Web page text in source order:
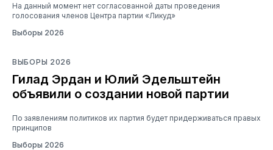
На данный момент нет согласованной даты проведения
голосования членов Центра партии «Ликуд»
Выборы 2026
ВЫБОРЫ 2026
Гилад Эрдан и Юлий Эдельштейн
объявили о создании новой партии
По заявлениям политиков их партия будет придерживаться правых
принципов
Выборы 2026